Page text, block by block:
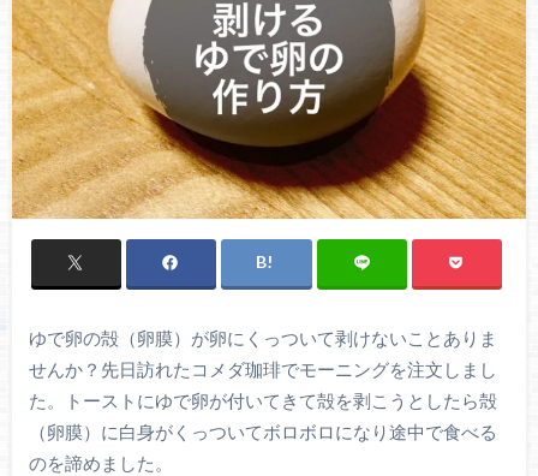
ゆで卵の殻（卵膜）が卵にくっついて剥けないことありま
せんか？先日訪れたコメダ珈琲でモーニングを注文しまし
た。トーストにゆで卵が付いてきて殻を剥こうとしたら殻
（卵膜）に白身がくっついてボロボロになり途中で食べる
のを諦めました。